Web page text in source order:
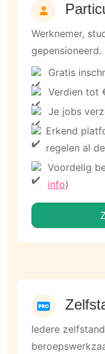
Werknemer,
gepensioneerd.
Gratis
Verdien tot
Je jobs
Erkend
regelen al
Voordelig
info)
Iedere